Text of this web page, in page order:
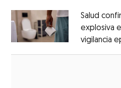
Salud
explosiva
vigilancia